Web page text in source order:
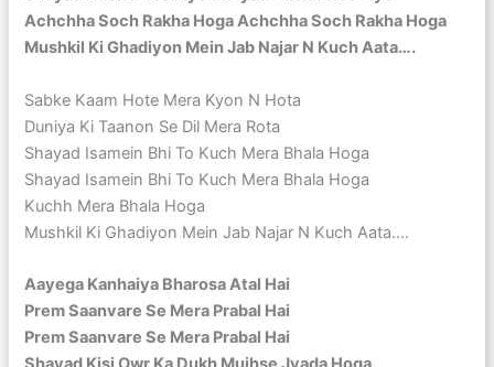
Achchha Soch Rakha Hoga Achchha Soch Rakha Hoga
Mushkil Ki Ghadiyon Mein Jab Najar N Kuch Aata….
Sabke Kaam Hote Mera Kyon N Hota
Duniya Ki Taanon Se Dil Mera Rota
Shayad Isamein Bhi To Kuch Mera Bhala Hoga
Shayad Isamein Bhi To Kuch Mera Bhala Hoga
Kuchh Mera Bhala Hoga
Mushkil Ki Ghadiyon Mein Jab Najar N Kuch Aata….
Aayega Kanhaiya Bharosa Atal Hai
Prem Saanvare Se Mera Prabal Hai
Prem Saanvare Se Mera Prabal Hai